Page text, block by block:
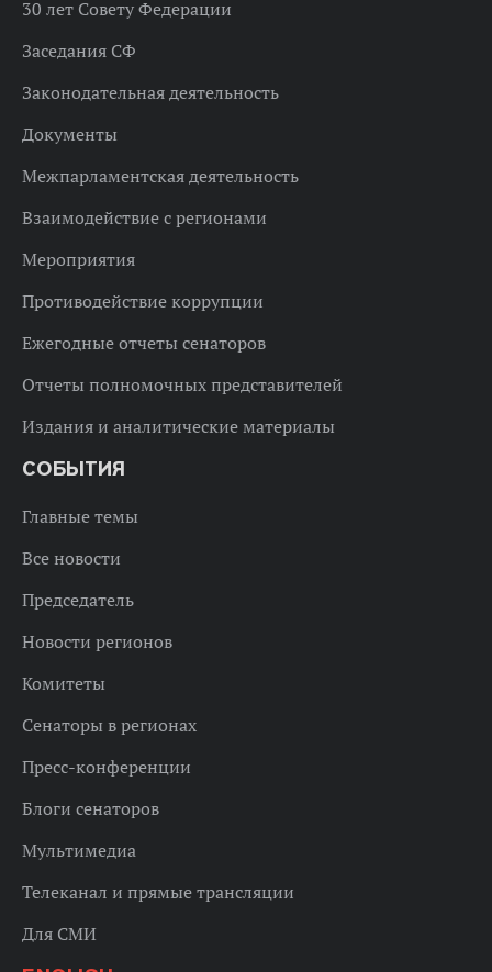
30 лет Совету Федерации
Заседания СФ
Законодательная деятельность
Документы
Межпарламентская деятельность
Взаимодействие с регионами
Мероприятия
Противодействие коррупции
Ежегодные отчеты сенаторов
Отчеты полномочных представителей
Издания и аналитические материалы
СОБЫТИЯ
Главные темы
Все новости
Председатель
Новости регионов
Комитеты
Сенаторы в регионах
Пресс-конференции
Блоги сенаторов
Мультимедиа
Телеканал и прямые трансляции
Для СМИ